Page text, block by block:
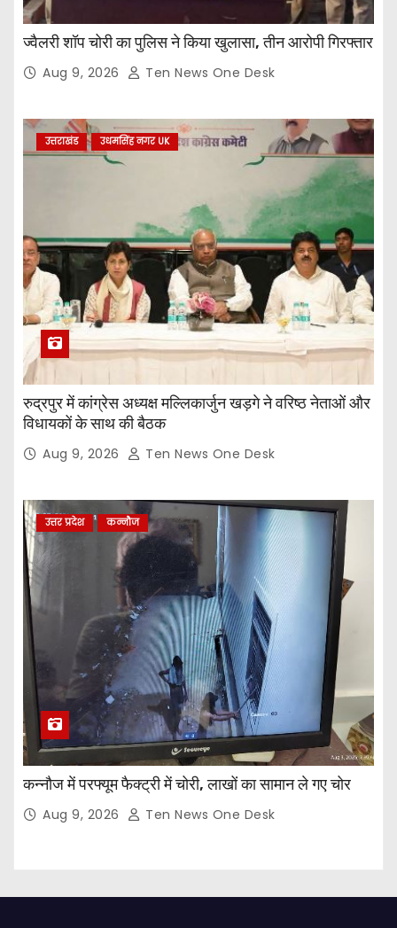
ज्वैलरी शॉप चोरी का पुलिस ने किया खुलासा, तीन आरोपी गिरफ्तार
Aug 9, 2026 Ten News One Desk
उत्तराखंड उधमसिंह नगर UK
रुद्रपुर में कांग्रेस अध्यक्ष मल्लिकार्जुन खड़गे ने वरिष्ठ नेताओं और
विधायकों के साथ की बैठक
Aug 9, 2026 Ten News One Desk
उत्तर प्रदेश कन्नौज
कन्नौज में परफ्यूम फैक्ट्री में चोरी, लाखों का सामान ले गए चोर
Aug 9, 2026 Ten News One Desk